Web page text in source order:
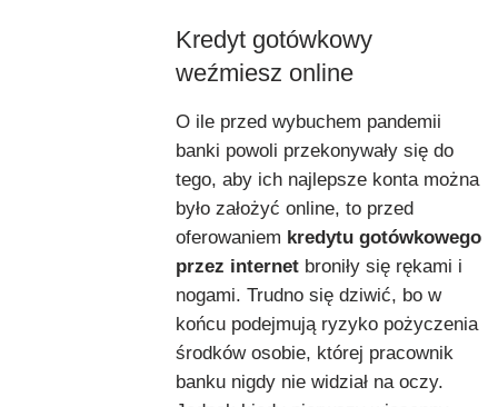
Kredyt gotówkowy
weźmiesz online
O ile przed wybuchem pandemii
banki powoli przekonywały się do
tego, aby ich najlepsze konta można
było założyć online, to przed
oferowaniem kredytu gotówkowego
przez internet broniły się rękami i
nogami. Trudno się dziwić, bo w
końcu podejmują ryzyko pożyczenia
środków osobie, której pracownik
banku nigdy nie widział na oczy.